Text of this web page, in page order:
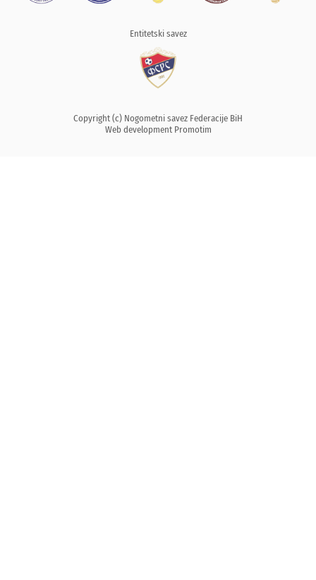
Entitetski savez
Copyright (c) Nogometni savez Federacije BiH
Web development Promotim